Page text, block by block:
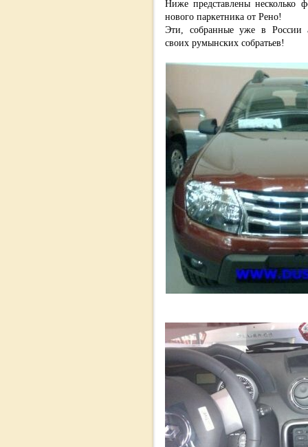
Ниже представлены несколько
нового паркетника от Рено!
Эти, собранные уже в России
своих румынских собратьев!